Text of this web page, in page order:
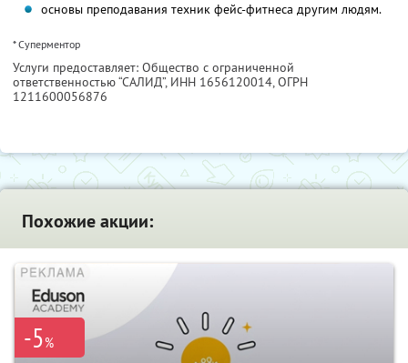
основы преподавания техник фейс-фитнеса другим людям.
* Суперментор
Услуги предоставляет: Общество с ограниченной
ответственностью “САЛИД”, ИНН 1656120014, ОГРН
1211600056876
Похожие акции:
-5%